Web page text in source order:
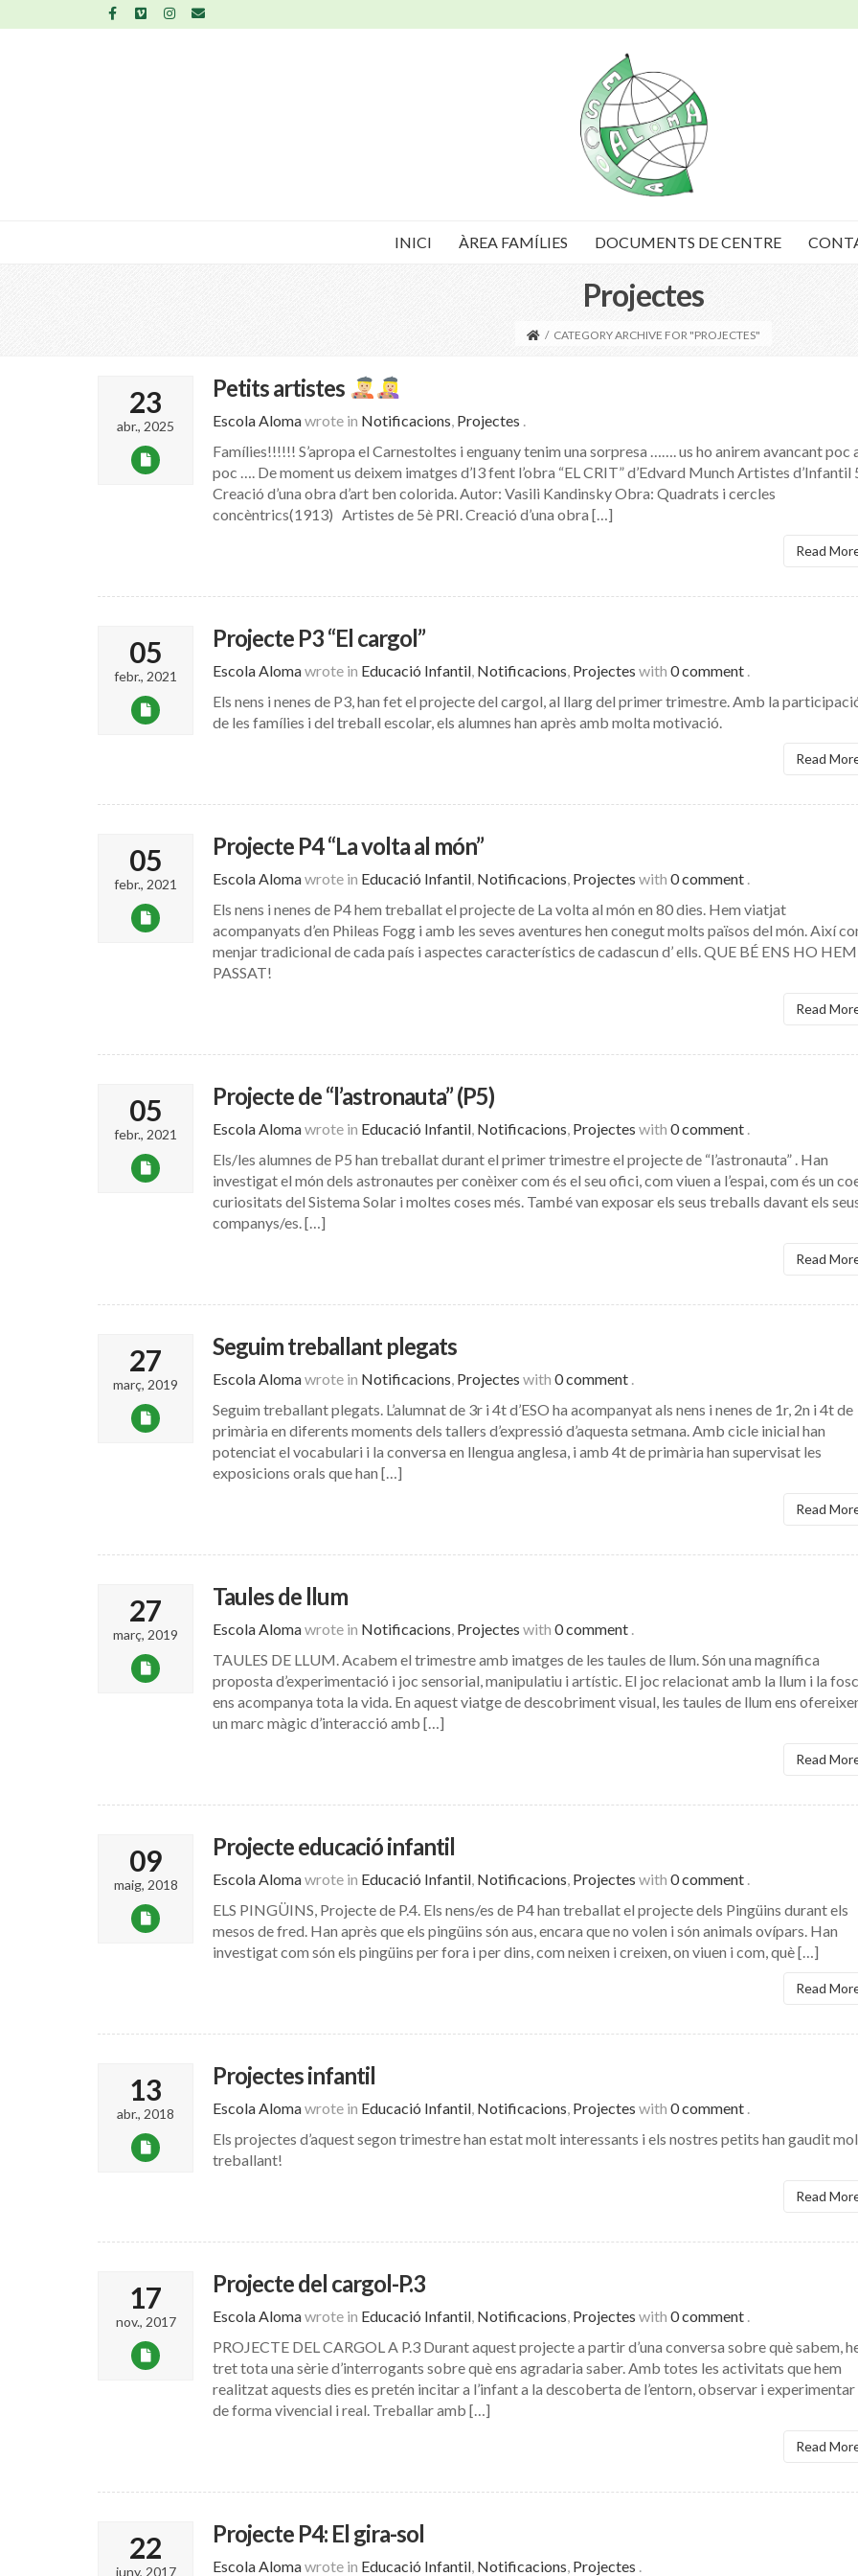
INICI ÀREA FAMÍLIES DOCUMENTS DE CENTRE
Projectes
/ CATEGORY ARCHIVE FOR "PROJECTES"
23
abr., 2025
Petits artistes
Escola Alomawrote in Notificacions, Projectes .
Famílies!!!!!! S’apropa el Carnestoltes i enguany tenim una sorpresa ……. us ho anirem avancant poc
poc …. De moment us deixem imatges d’I3 fent l’obra “EL CRIT” d’Edvard Munch Artistes d’Infantil
Creació d’una obra d’art ben colorida. Autor: Vasili Kandinsky Obra: Quadrats i cercles
concèntrics(1913) Artistes de 5è PRI. Creació d’una obra […]
Read
05
febr., 2021
Projecte P3 “El cargol”
Escola Alomawrote in Educació Infantil, Notificacions, Projectes with 0 comment .
Els nens i nenes de P3, han fet el projecte del cargol, al llarg del primer trimestre. Amb la
de les famílies i del treball escolar, els alumnes han après amb molta motivació.
Read
05
febr., 2021
Projecte P4 “La volta al món”
Escola Alomawrote in Educació Infantil, Notificacions, Projectes with 0 comment .
Els nens i nenes de P4 hem treballat el projecte de La volta al món en 80 dies. Hem viatjat
acompanyats d’en Phileas Fogg i amb les seves aventures hen conegut molts països del món. Així
menjar tradicional de cada país i aspectes característics de cadascun d’ ells. QUE BÉ ENS HO HEM
PASSAT!
Read
05
febr., 2021
Projecte de “l’astronauta” (P5)
Escola Alomawrote in Educació Infantil, Notificacions, Projectes with 0 comment .
Els/les alumnes de P5 han treballat durant el primer trimestre el projecte de “l’astronauta” . Han
investigat el món dels astronautes per conèixer com és el seu ofici, com viuen a l’espai, com és un
curiositats del Sistema Solar i moltes coses més. També van exposar els seus treballs davant els
companys/es. […]
Read
27
març, 2019
Seguim treballant plegats
Escola Alomawrote in Notificacions, Projectes with 0 comment .
Seguim treballant plegats. L’alumnat de 3r i 4t d’ESO ha acompanyat als nens i nenes de 1r, 2n i 4t de
primària en diferents moments dels tallers d’expressió d’aquesta setmana. Amb cicle inicial han
potenciat el vocabulari i la conversa en llengua anglesa, i amb 4t de primària han supervisat les
exposicions orals que han […]
Read
27
març, 2019
Taules de llum
Escola Alomawrote in Notificacions, Projectes with 0 comment .
TAULES DE LLUM. Acabem el trimestre amb imatges de les taules de llum. Són una magnífica
proposta d’experimentació i joc sensorial, manipulatiu i artístic. El joc relacionat amb la llum i la
ens acompanya tota la vida. En aquest viatge de descobriment visual, les taules de llum ens
un marc màgic d’interacció amb […]
Read
09
maig, 2018
Projecte educació infantil
Escola Alomawrote in Educació Infantil, Notificacions, Projectes with 0 comment .
ELS PINGÜINS, Projecte de P.4. Els nens/es de P4 han treballat el projecte dels Pingüins durant els
mesos de fred. Han après que els pingüins són aus, encara que no volen i són animals ovípars. Han
investigat com són els pingüins per fora i per dins, com neixen i creixen, on viuen i com, què […]
Read
13
abr., 2018
Projectes infantil
Escola Alomawrote in Educació Infantil, Notificacions, Projectes with 0 comment .
Els projectes d’aquest segon trimestre han estat molt interessants i els nostres petits han gaudit
treballant!
Read
17
nov., 2017
Projecte del cargol-P.3
Escola Alomawrote in Educació Infantil, Notificacions, Projectes with 0 comment .
PROJECTE DEL CARGOL A P.3 Durant aquest projecte a partir d’una conversa sobre què sabem,
tret tota una sèrie d’interrogants sobre què ens agradaria saber. Amb totes les activitats que hem
realitzat aquests dies es pretén incitar a l’infant a la descoberta de l’entorn, observar i experimentar
de forma vivencial i real. Treballar amb […]
Read
22
juny, 2017
Projecte P4: El gira-sol
Escola Alomawrote in Educació Infantil, Notificacions, Projectes .